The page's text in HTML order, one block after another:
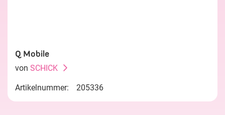
Q Mobile
von SCHICK
Artikelnummer: 205336